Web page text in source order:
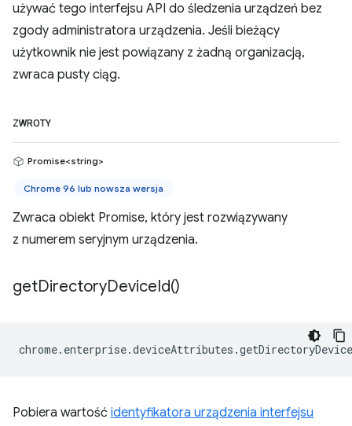
używać tego interfejsu API do śledzenia urządzeń bez
zgody administratora urządzenia. Jeśli bieżący
użytkownik nie jest powiązany z żadną organizacją,
zwraca pusty ciąg.
ZWROTY
Promise<string>
Chrome 96 lub nowsza wersja
Zwraca obiekt Promise, który jest rozwiązywany
z numerem seryjnym urządzenia.
getDirectoryDeviceId()
chrome. enterprise.deviceAttributes .
Pobiera wartość identyfikatora urządzenia interfejsu